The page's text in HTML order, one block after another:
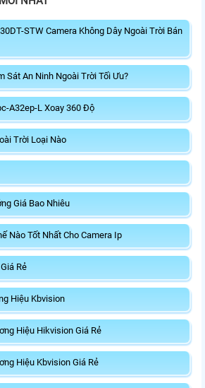
STW Camera Không Dây Ngoài Trời Bán
Sát An Ninh Ngoài Trời Tối Ưu?
A32ep-L Xoay 360 Độ
Trời Loại Nào
Giá Bao Nhiêu
Nào Tốt Nhất Cho Camera Ip
Rẻ
Hiệu Kbvision
Hiệu Hikvision Giá Rẻ
Hiệu Kbvision Giá Rẻ